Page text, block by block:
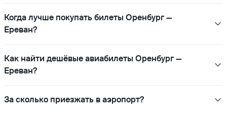
Когда лучше покупать билеты Оренбург —
Ереван?
Как найти дешёвые авиабилеты Оренбург —
Ереван?
За сколько приезжать в аэропорт?